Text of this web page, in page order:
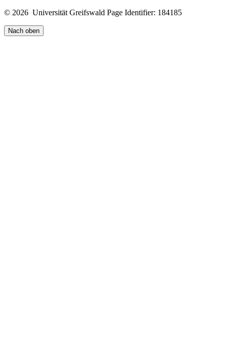
© 2026 Universität Greifswald Page Identifier: 184185
Nach oben